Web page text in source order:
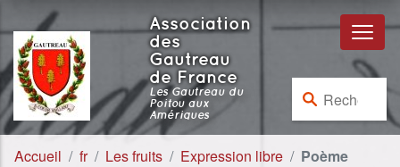
Aller au contenu
Aller à la navigation
Association
des
Gautreau
de France
Les Gautreau du
Poitou aux
Amériques
Rechercher :
Accueil fr Les fruits Expression libre Poème